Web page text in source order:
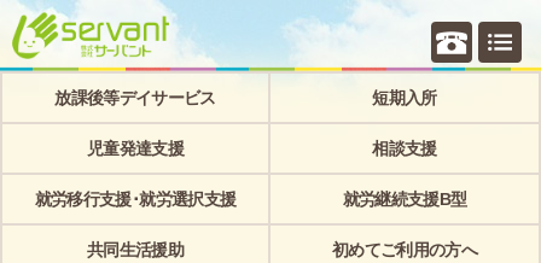
個別相
放課後等デイサービス 短期入所
児童発達支援 相談支援
就労移行支援･就労選択支援 就労継続支援B型
共同生活援助 初めてご利用の方へ